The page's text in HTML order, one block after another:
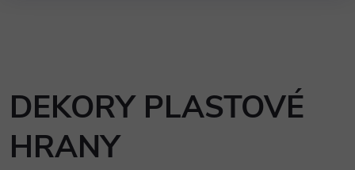
DEKORY PLASTOVÉ
HRANY